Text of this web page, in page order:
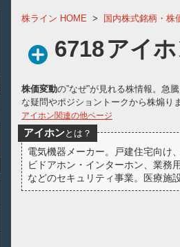
株ライン HOME > 国内株式銘柄・株
6718アイ
株価変動の”なぜ”が見れる株情報。急
な疑問やポジショントークから株煽り
アイホン関連の他ページ
アイホンとは？
電気機器メーカー。戸建住宅向け
ビドアホン・インターホン、業務
などのセキュリティ事業。医療施